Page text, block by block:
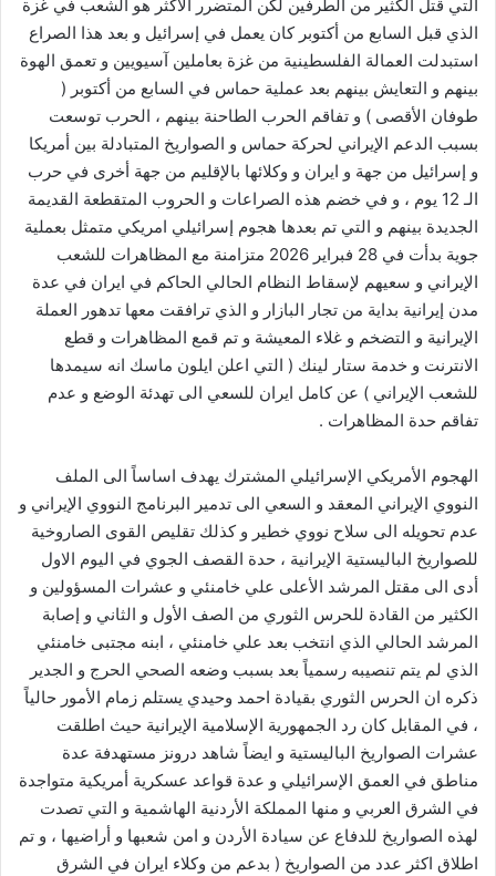
التي قتل الكثير من الطرفين لكن المتضرر الأكثر هو الشعب في غزة
الذي قبل السابع من أكتوبر كان يعمل في إسرائيل و بعد هذا الصراع
استبدلت العمالة الفلسطينية من غزة بعاملين آسيويين و تعمق الهوة
بينهم و التعايش بينهم بعد عملية حماس في السابع من أكتوبر (
طوفان الأقصى ) و تفاقم الحرب الطاحنة بينهم ، الحرب توسعت
بسبب الدعم الإيراني لحركة حماس و الصواريخ المتبادلة بين أمريكا
و إسرائيل من جهة و ايران و وكلائها بالإقليم من جهة أخرى في حرب
الـ 12 يوم ، و في خضم هذه الصراعات و الحروب المتقطعة القديمة
الجديدة بينهم و التي تم بعدها هجوم إسرائيلي امريكي متمثل بعملية
جوية بدأت في 28 فبراير 2026 متزامنة مع المظاهرات للشعب
الإيراني و سعيهم لإسقاط النظام الحالي الحاكم في ايران في عدة
مدن إيرانية بداية من تجار البازار و الذي ترافقت معها تدهور العملة
الإيرانية و التضخم و غلاء المعيشة و تم قمع المظاهرات و قطع
الانترنت و خدمة ستار لينك ( التي اعلن ايلون ماسك انه سيمدها
للشعب الإيراني ) عن كامل ايران للسعي الى تهدئة الوضع و عدم
تفاقم حدة المظاهرات .
الهجوم الأمريكي الإسرائيلي المشترك يهدف اساساً الى الملف
النووي الإيراني المعقد و السعي الى تدمير البرنامج النووي الإيراني و
عدم تحويله الى سلاح نووي خطير و كذلك تقليص القوى الصاروخية
للصواريخ الباليستية الإيرانية ، حدة القصف الجوي في اليوم الاول
أدى الى مقتل المرشد الأعلى علي خامنئي و عشرات المسؤولين و
الكثير من القادة للحرس الثوري من الصف الأول و الثاني و إصابة
المرشد الحالي الذي انتخب بعد علي خامنئي ، ابنه مجتبى خامنئي
الذي لم يتم تنصيبه رسمياً بعد بسبب وضعه الصحي الحرج و الجدير
ذكره ان الحرس الثوري بقيادة احمد وحيدي يستلم زمام الأمور حالياً
، في المقابل كان رد الجمهورية الإسلامية الإيرانية حيث اطلقت
عشرات الصواريخ الباليستية و ايضاً شاهد درونز مستهدفة عدة
مناطق في العمق الإسرائيلي و عدة قواعد عسكرية أمريكية متواجدة
في الشرق العربي و منها المملكة الأردنية الهاشمية و التي تصدت
لهذه الصواريخ للدفاع عن سيادة الأردن و امن شعبها و أراضيها ، و تم
اطلاق اكثر عدد من الصواريخ ( بدعم من وكلاء ايران في الشرق